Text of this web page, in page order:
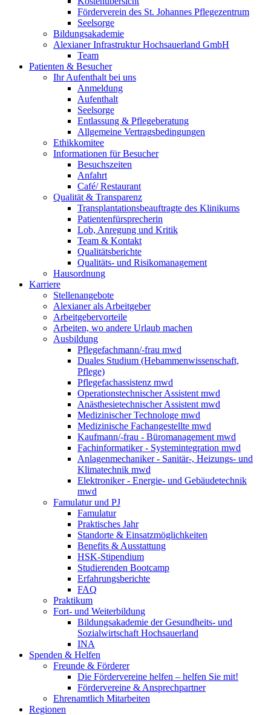
Förderverein des St. Johannes Pflegezentrum
Seelsorge
Bildungsakademie
Alexianer Infrastruktur Hochsauerland GmbH
Team
Patienten & Besucher
Ihr Aufenthalt bei uns
Anmeldung
Aufenthalt
Seelsorge
Entlassung & Pflegeberatung
Allgemeine Vertragsbedingungen
Ethikkomitee
Informationen für Besucher
Besuchszeiten
Anfahrt
Café/ Restaurant
Qualität & Transparenz
Transplantationsbeauftragte des Klinikums
Patientenfürsprecherin
Lob, Anregung und Kritik
Team & Kontakt
Qualitätsberichte
Qualitäts- und Risikomanagement
Hausordnung
Karriere
Stellenangebote
Alexianer als Arbeitgeber
Arbeitgebervorteile
Arbeiten, wo andere Urlaub machen
Ausbildung
Pflegefachmann/-frau mwd
Duales Studium (Hebammenwissenschaft,
Pflege)
Pflegefachassistenz mwd
Operationstechnischer Assistent mwd
Anästhesietechnischer Assistent mwd
Medizinischer Technologe mwd
Medizinische Fachangestellte mwd
Kaufmann/-frau - Büromanagement mwd
Fachinformatiker - Systemintegration mwd
Anlagenmechaniker - Sanitär-, Heizungs- und
Klimatechnik mwd
Elektroniker - Energie- und Gebäudetechnik
mwd
Famulatur und PJ
Famulatur
Praktisches Jahr
Standorte & Einsatzmöglichkeiten
Benefits & Ausstattung
HSK-Stipendium
Studierenden Bootcamp
Erfahrungsberichte
FAQ
Praktikum
Fort- und Weiterbildung
Bildungsakademie der Gesundheits- und
Sozialwirtschaft Hochsauerland
INA
Spenden & Helfen
Freunde & Förderer
Die Fördervereine helfen – helfen Sie mit!
Fördervereine & Ansprechpartner
Ehrenamtlich Mitarbeiten
Regionen